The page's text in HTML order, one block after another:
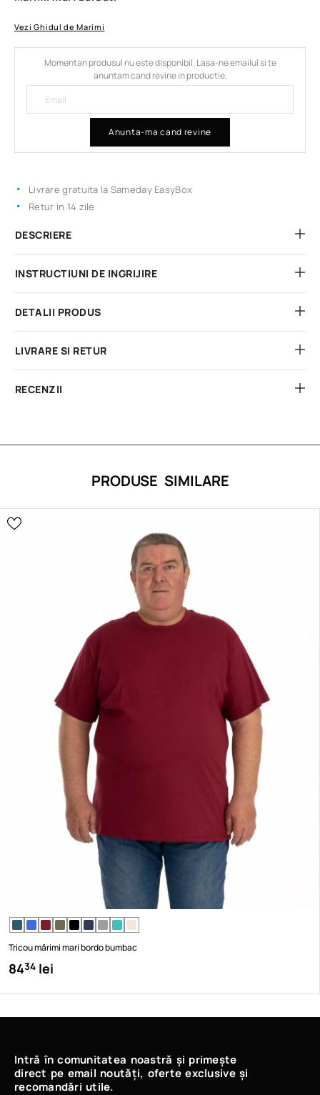
Vezi Ghidul de Marimi
Momentan produsul nu este disponibil. Lasa-ne emailul si te
anuntam cand revine in productie.
Anunta-ma cand revine
Livrare gratuita la Sameday EasyBox
Retur in 14 zile
DESCRIERE
INSTRUCTIUNI DE INGRIJIRE
DETALII PRODUS
LIVRARE SI RETUR
RECENZII
PRODUSE SIMILARE
Tricou mărimi mari bordo bumbac
8434 lei
Intră în comunitatea noastră și primește
direct pe email noutăți, oferte exclusive și
recomandări utile.